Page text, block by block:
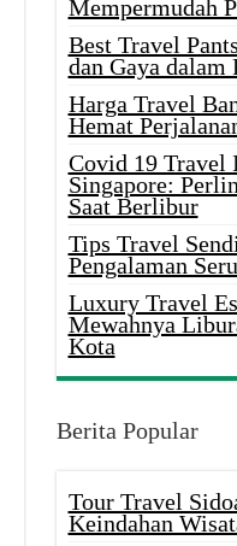
Mempermudah
Best Travel
dan Gaya dalam
Harga Travel
Hemat
Covid 19 Travel
Singapore:
Saat Berlibur
Tips Travel
Pengalaman
Luxury Travel
Mewahnya
Kota
Berita Popular
Tour Travel
Keindahan